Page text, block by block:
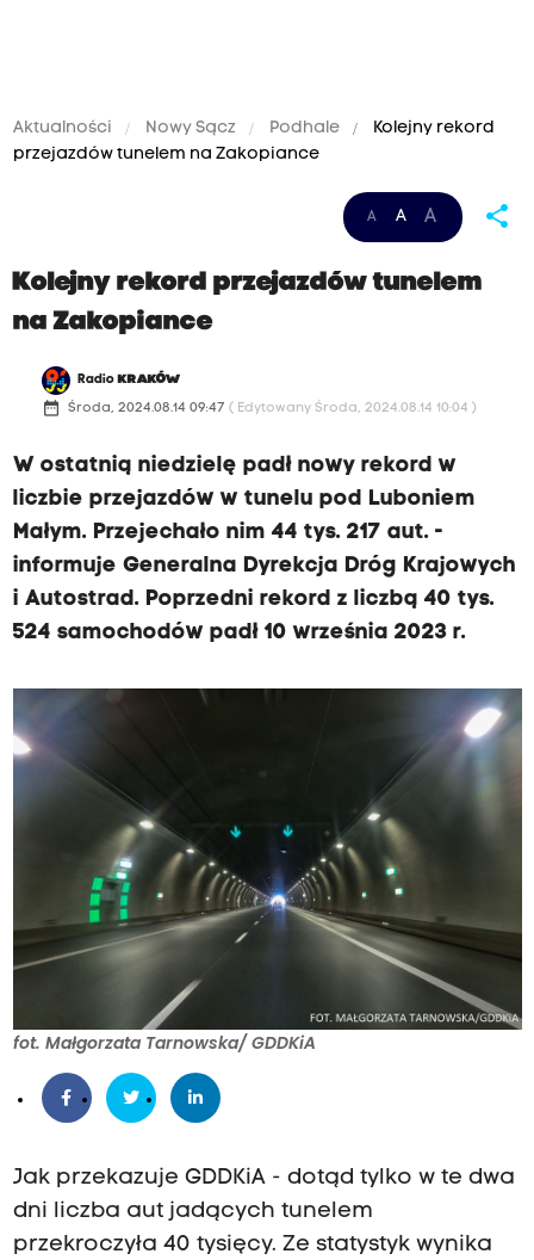
Aktualności Nowy Sącz Podhale
Kolejny rekord
przejazdów tunelem na Zakopiance
A A A share
Kolejny rekord przejazdów tunelem
na Zakopiance
Radio KRAKÓW
date_range Środa, 2024.08.14 09:47 ( Edytowany Środa, 2024.08.14 10:04 )
W ostatnią niedzielę padł nowy rekord w
liczbie przejazdów w tunelu pod Luboniem
Małym. Przejechało nim 44 tys. 217 aut. -
informuje Generalna Dyrekcja Dróg Krajowych
i Autostrad. Poprzedni rekord z liczbą 40 tys.
524 samochodów padł 10 września 2023 r.
fot. Małgorzata Tarnowska/ GDDKiA
Jak przekazuje GDDKiA - dotąd tylko w te dwa
dni liczba aut jadących tunelem
przekroczyła 40 tysięcy. Ze statystyk wynika